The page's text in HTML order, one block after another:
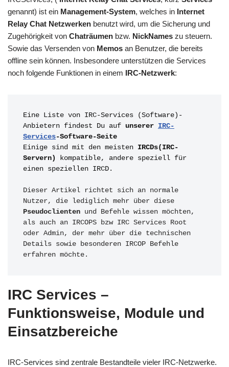
genannt) ist ein Management-System, welches in Internet
Relay Chat Netzwerken benutzt wird, um die Sicherung und
Zugehörigkeit von Chaträumen bzw. NickNames zu steuern.
Sowie das Versenden von Memos an Benutzer, die bereits
offline sein können. Insbesondere unterstützen die Services
noch folgende Funktionen in einem IRC-Netzwerk:
Eine Liste von IRC-Services (Software)-
Anbietern findest Du auf unserer IRC-
Services-Software-Seite
Einige sind mit den meisten IRCDs(IRC-
Servern)
kompatible, andere speziell für
einen speziellen IRCD.
Dieser Artikel richtet sich an normale
Pseudoclienten und Befehle wissen möchten,
als auch an IRCOPS bzw IRC Services Root
oder Admin, der mehr über die technischen
Details sowie besonderen IRCOP Befehle
erfahren möchte.
IRC Services –
Funktionsweise, Module und
Einsatzbereiche
IRC-Services sind zentrale Bestandteile vieler IRC-Netzwerke.